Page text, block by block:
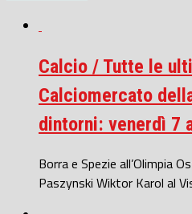
Calcio / Tutte le
Calciomercato
dintorni: venerdì 7
Borra e Spezie all’Olimpia
Paszynski Wiktor Karol al